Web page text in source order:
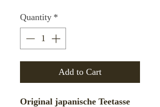
Quantity *
Add to Cart
Original japanische Teetasse